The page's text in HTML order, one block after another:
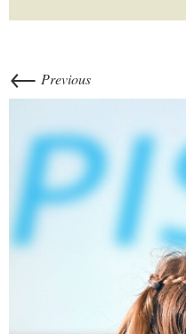
← Previous